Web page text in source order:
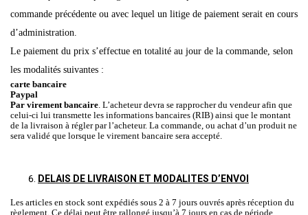
commande précédente ou avec lequel un litige de paiement serait en cours
d’administration.
Le paiement du prix s’effectue en totalité au jour de la commande, selon
les modalités suivantes :
carte bancaire
Paypal
Par virement bancaire . L’acheteur devra se rapprocher du vendeur afin que
celui-ci lui transmette les informations bancaires (RIB) ainsi que le montant
de la livraison à régler par l’acheteur. La commande, ou achat d’un produit ne
sera validé que lorsque le virement bancaire sera accepté.
DELAIS DE LIVRAISON ET MODALITES D’ENVOI
Les articles en stock sont expédiés sous 2 à 7 jours ouvrés après réception du
règlement. Ce délai peut être rallongé jusqu’à 7 jours en cas de période